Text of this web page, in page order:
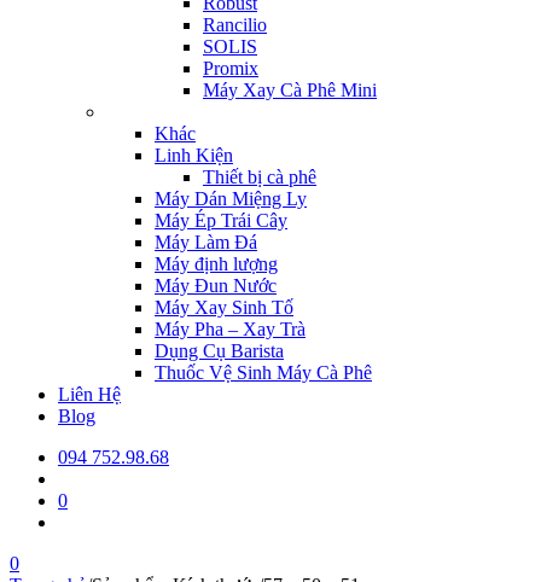
Rancilio
SOLIS
Promix
Máy Xay Cà Phê Mini
Khác
Linh Kiện
Thiết bị cà phê
Máy Dán Miệng Ly
Máy Ép Trái Cây
Máy Làm Đá
Máy định lượng
Máy Đun Nước
Máy Xay Sinh Tố
Máy Pha – Xay Trà
Dụng Cụ Barista
Thuốc Vệ Sinh Máy Cà Phê
Liên Hệ
Blog
094 752.98.68
0
0